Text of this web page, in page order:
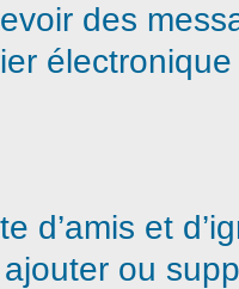
des
d’amis et
ou